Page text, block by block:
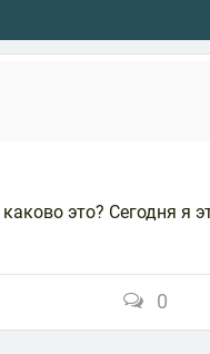
это? Сегодня я
0